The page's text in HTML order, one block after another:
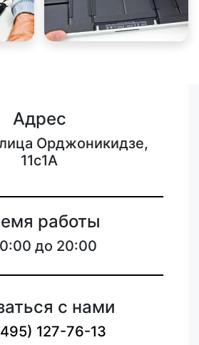
Адрес
Орджоникидзе,
11с1А
работы
до 20:00
с нами
127-76-13